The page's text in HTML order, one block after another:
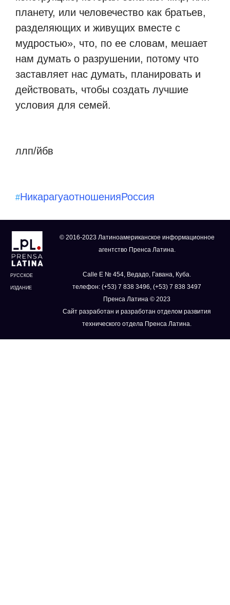
планету, или человечество как братьев,
разделяющих и живущих вместе с
мудростью», что, по ее словам, мешает
нам думать о разрушении, потому что
заставляет нас думать, планировать и
действовать, чтобы создать лучшие
условия для семей.
ллп/йбв
#НикарагуаотношенияРоссия
РУССКОЕ
ИЗДАНИЕ
© 2016-2023 Латиноамериканское информационное
агентство Пренса Латина.
Calle E № 454, Ведадо, Гавана, Куба.
телефон: (+53) 7 838 3496, (+53) 7 838 3497
Пренса Латина © 2023
Сайт разработан и разработан отделом развития
технического отдела Пренса Латина.